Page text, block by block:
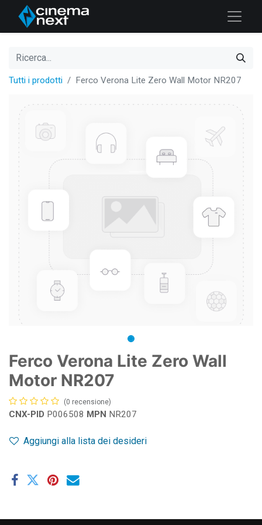
Tutti i prodotti Ferco Verona Lite Zero Wall Motor NR207
Ferco Verona Lite Zero Wall
Motor NR207
(0 recensione)
CNX-PID P006508 MPN NR207
Aggiungi alla lista dei desideri